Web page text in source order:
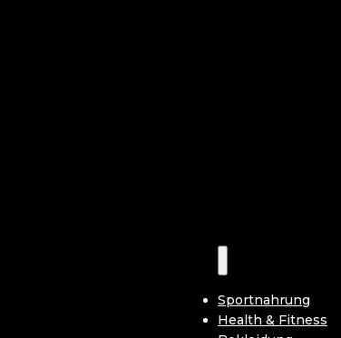
Sportnahrung
Health & Fitness